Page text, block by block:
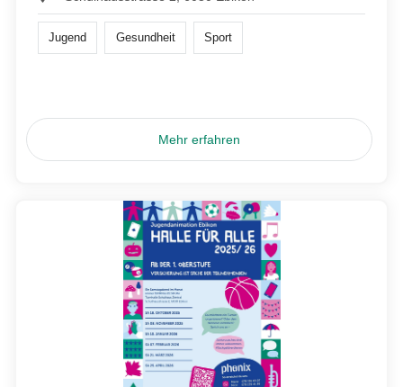
Jugend Gesundheit Sport
Mehr erfahren